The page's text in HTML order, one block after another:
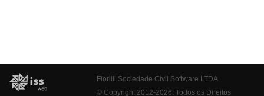
Fiorilli Sociedade Civil Software LTDA
© Copyright 2012-2026. Todos os Direitos